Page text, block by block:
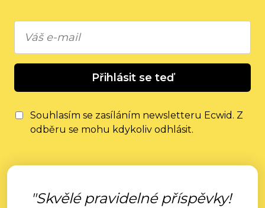
Přihlásit se teď
Souhlasím se zasíláním newsletteru Ecwid. Z
odběru se mohu kdykoliv odhlásit.
"Skvělé pravidelné příspěvky!